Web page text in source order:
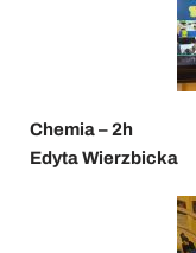
Chemia – 2h
Edyta Wierzbicka